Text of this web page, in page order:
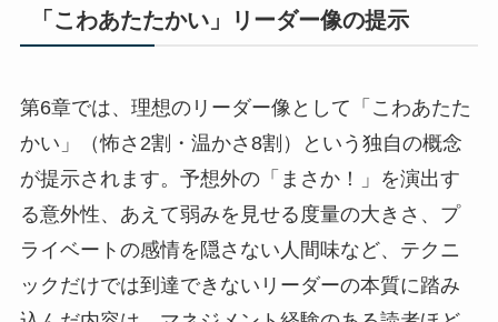
「こわあたたかい」リーダー像の提示
第6章では、理想のリーダー像として「こわあたた
かい」（怖さ2割・温かさ8割）という独自の概念
が提示されます。予想外の「まさか！」を演出す
る意外性、あえて弱みを見せる度量の大きさ、プ
ライベートの感情を隠さない人間味など、テクニ
ックだけでは到達できないリーダーの本質に踏み